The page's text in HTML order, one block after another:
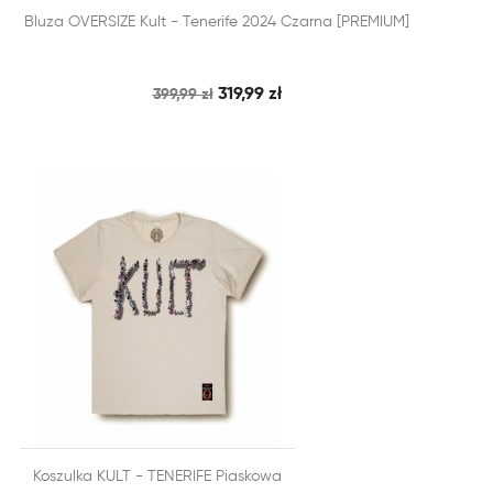
 DODAJ DO KOSZYKA SZYBKI PODGLĄD
Bluza OVERSIZE Kult - Tenerife 2024 Czarna [PREMIUM]
399,99 zł 319,99 zł
DODAJ DO KOSZYKA
SZYBKI PODGLĄD
Koszulka KULT - TENERIFE Piaskowa